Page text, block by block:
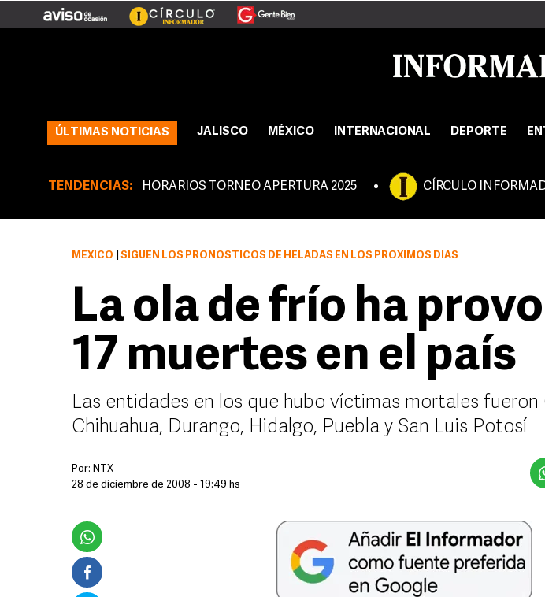
ÚLTIMAS NOTICIAS JALISCO MÉXICO INTERNACIONAL DEPORTE
TENDENCIAS: HORARIOS TORNEO APERTURA 2025 CÍRCULO
MÉXICO SIGUEN LOS PRONÓSTICOS DE HELADAS EN LOS PRÓXIMOS DÍAS
La ola de frío ha
17 muertes en el país
Las entidades en los que hubo víctimas mortales fueron
Chihuahua, Durango, Hidalgo, Puebla y San Luis Potosí
Por: NTX
28 de diciembre de 2008 - 19:49 hs